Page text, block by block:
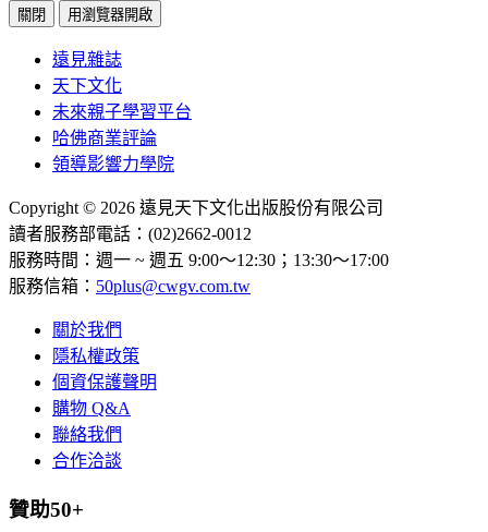
關閉 用瀏覽器開啟
遠見雜誌
天下文化
未來親子學習平台
哈佛商業評論
領導影響力學院
Copyright © 2026 遠見天下文化出版股份有限公司
讀者服務部電話：(02)2662-0012
服務時間：週一 ~ 週五 9:00～12:30；13:30～17:00
服務信箱： 50plus@cwgv.com.tw
關於我們
隱私權政策
個資保護聲明
購物 Q&A
聯絡我們
合作洽談
贊助50+